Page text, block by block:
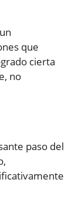
que
cierta
no
paso del